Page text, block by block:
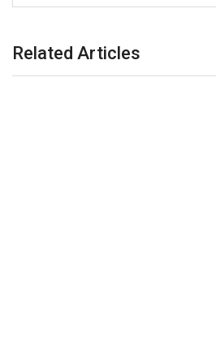
Related Articles